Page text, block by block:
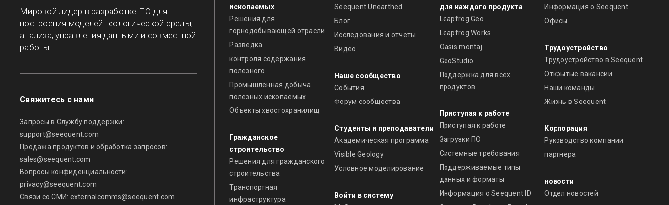
Мировой лидер в разработке ПО для
построения моделей геологической среды,
анализа, управления данными и совместной
работы.
Свяжитесь с нами
Запросы в Службу поддержки:
support@seequent.com
Продажа продуктов и обработка запросов:
sales@seequent.com
Вопросы конфиденциальности:
privacy@seequent.com
Связи со СМИ: externalcomms@seequent.com
ископаемых
Решения для
горнодобывающей отрасли
Разведка
контроля содержания
полезного
Промышленная добыча
полезных ископаемых
Объекты хвостохранилищ
Гражданское
строительство
Решения для гражданского
строительства
Транспортная
инфраструктура
Seequent Unearthed
Блог
Исследования и отчеты
Видео
Наше сообщество
События
Форум сообщества
Студенты и преподаватели
Академическая программа
Visible Geology
Условное моделирование
Войти в систему
для каждого продукта
Leapfrog Geo
Leapfrog Works
Oasis montaj
GeoStudio
Поддержка для всех
продуктов
Приступая к работе
Приступая к работе
Загрузки ПО
Системные требования
Поддерживаемые типы
данных и форматы
Информация о Seequent ID
Информация о Seequent
Офисы
Трудоустройство
Трудоустройство в Seequent
Открытые вакансии
Наши команды
Жизнь в Seequent
Корпорация
Руководство компании
партнера
новости
Отдел новостей